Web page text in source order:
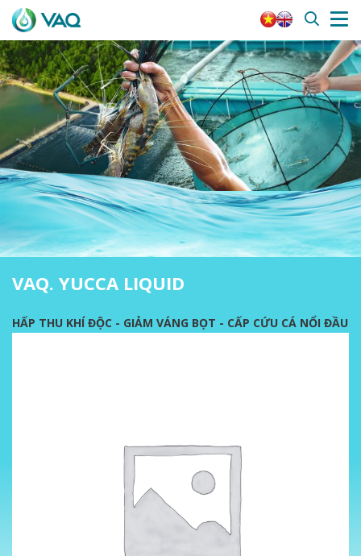
VAQ. YUCCA LIQUID
HẤP THU KHÍ ĐỘC - GIẢM VÁNG BỌT - CẤP CỨU CÁ NỔI ĐẦU